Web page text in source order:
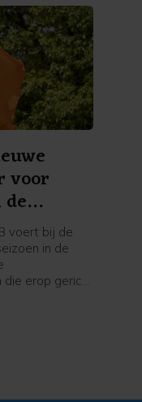
voor
voert bij de
in de
erop gericht